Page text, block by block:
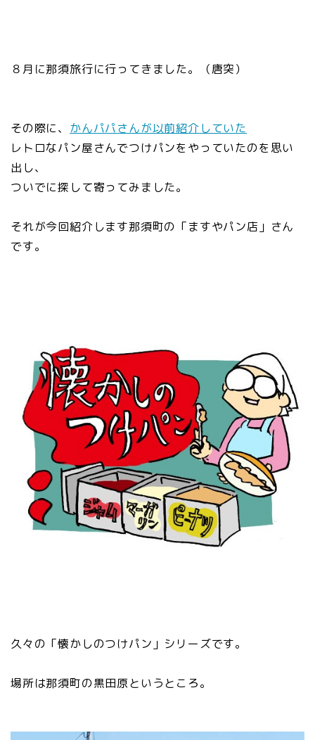
８月に那須旅行に行ってきました。（唐突）
その際に、 かんパパさんが以前紹介していた
レトロなパン屋さんでつけパンをやっていたのを思い
出し、
ついでに探して寄ってみました。
それが今回紹介します那須町の「ますやパン店」さん
です。
久々の「懐かしのつけパン」シリーズです。
場所は那須町の黒田原というところ。